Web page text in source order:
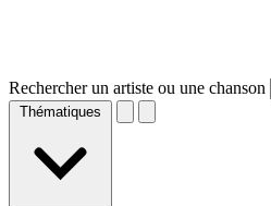
Rechercher un artiste ou une chanson
Thématiques